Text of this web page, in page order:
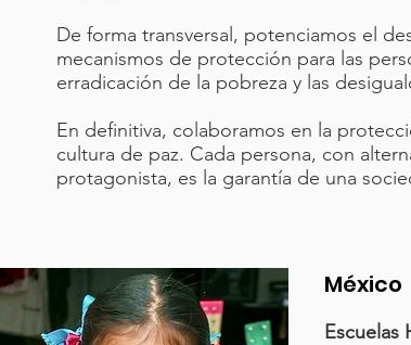
De forma transversal, potenciamos el
mecanismos de protección para las
erradicación de la pobreza y las
En definitiva, colaboramos en la
cultura de paz. Cada persona, con
protagonista, es la garantía de una
México
Escuelas